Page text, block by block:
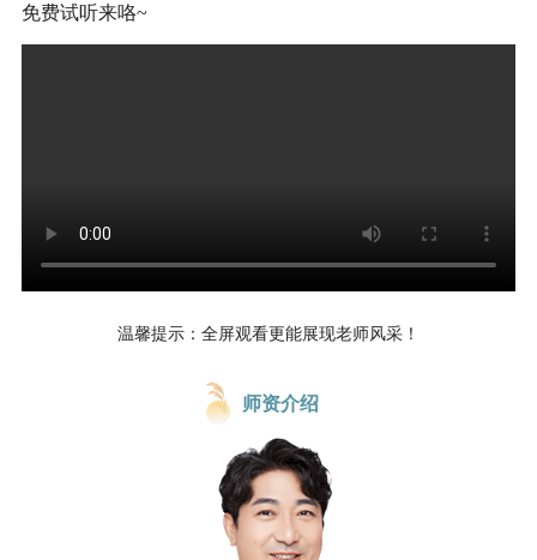
免费试听来咯~
温馨提示：全屏观看更能展现老师风采！
师资介绍